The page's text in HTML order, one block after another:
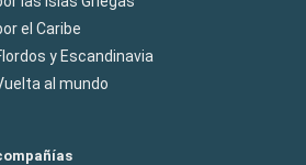
el Caribe
y Escandinavia
al mundo